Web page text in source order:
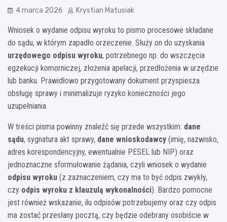
4 marca 2026 Krystian Matusiak
Wniosek o wydanie odpisu wyroku to pismo procesowe składane
do sądu, w którym zapadło orzeczenie. Służy on do uzyskania
urzędowego odpisu wyroku, potrzebnego np. do wszczęcia
egzekucji komorniczej, złożenia apelacji, przedłożenia w urzędzie
lub banku. Prawidłowo przygotowany dokument przyspiesza
obsługę sprawy i minimalizuje ryzyko konieczności jego
uzupełniania.
W treści pisma powinny znaleźć się przede wszystkim: dane
sądu, sygnatura akt sprawy, dane wnioskodawcy (imię, nazwisko,
adres korespondencyjny, ewentualnie PESEL lub NIP) oraz
jednoznaczne sformułowanie żądania, czyli wniosek o wydanie
odpisu wyroku (z zaznaczeniem, czy ma to być odpis zwykły,
czy odpis wyroku z klauzulą wykonalności). Bardzo pomocne
jest również wskazanie, ilu odpisów potrzebujemy oraz czy odpis
ma zostać przesłany pocztą, czy będzie odebrany osobiście w